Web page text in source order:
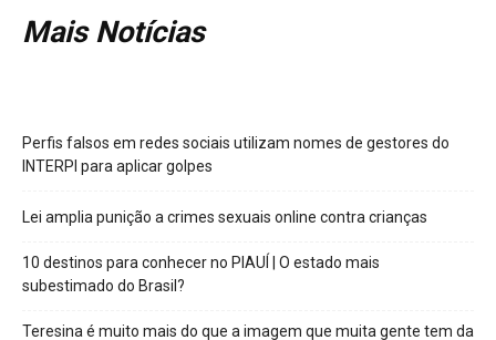
Mais Notícias
Perfis falsos em redes sociais utilizam nomes de gestores do
INTERPI para aplicar golpes
Lei amplia punição a crimes sexuais online contra crianças
10 destinos para conhecer no PIAUÍ | O estado mais
subestimado do Brasil?
Teresina é muito mais do que a imagem que muita gente tem da